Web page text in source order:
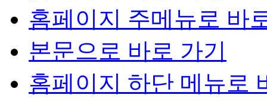
홈페이지 주메뉴로 바
본문으로 바로 가기
홈페이지 하단 메뉴로